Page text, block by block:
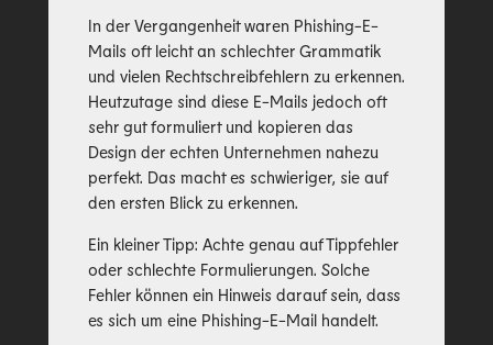
In der Vergangenheit waren Phishing-E-
Mails oft leicht an schlechter Grammatik
und vielen Rechtschreibfehlern zu erkennen.
Heutzutage sind diese E-Mails jedoch oft
sehr gut formuliert und kopieren das
Design der echten Unternehmen nahezu
perfekt. Das macht es schwieriger, sie auf
den ersten Blick zu erkennen.
Ein kleiner Tipp: Achte genau auf Tippfehler
oder schlechte Formulierungen. Solche
Fehler können ein Hinweis darauf sein, dass
es sich um eine Phishing-E-Mail handelt.